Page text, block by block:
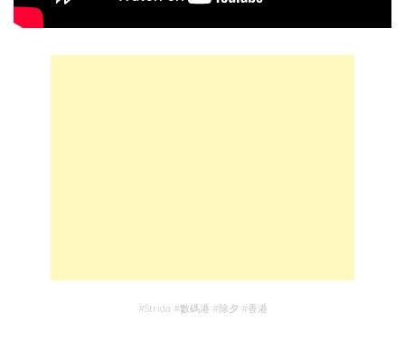
#Strida #數碼港 #除夕 #香港